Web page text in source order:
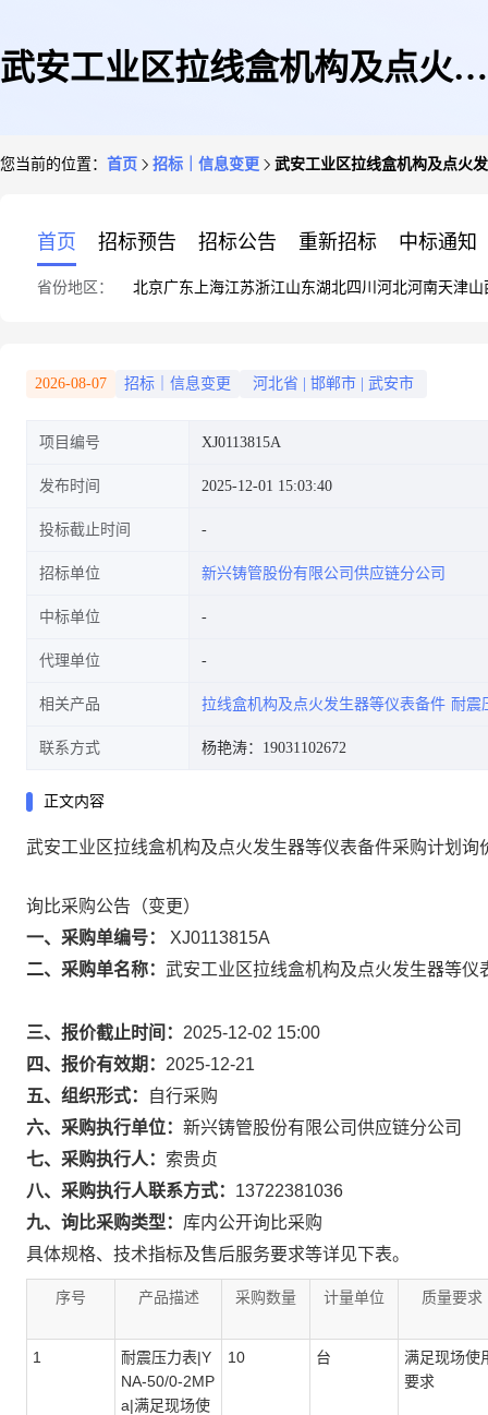
武安工业区拉线盒机构及点火发
您当前的位置： 首页 招标｜信息变更 武安工业区拉线盒机构及点火
首页 招标预告 招标公告 重新招标 中标通知
省份地区： 北京广东 上海江苏浙江山东湖北四川 河北河南天津山
2026-08-07 招标｜信息变更 河北省 邯郸市 武安市
项目编号 XJ0113815A
发布时间 2025-12-01 15:03:40
投标截止时间
招标单位 新兴铸管股份有限公司供应链分公司
中标单位
代理单位
相关产品 拉线盒机构及点火发生器等仪表备件 耐震
联系方式 杨艳涛：19031102672
正文内容
武安工业区拉线盒机构及点火发生器等仪表备件采购计划询
询比采购公告（变更）
一、采购单编号：
XJ0113815A
二、采购单名称： 武安工业区拉线盒机构及点火发生器等仪
三、报价截止时间： 2025-12-02 15:00
四、报价有效期： 2025-12-21
五、组织形式：
自行采购
六、采购执行单位： 新兴铸管股份有限公司供应链分公司
七、采购执行人： 索贵贞
八、采购执行人联系方式： 13722381036
九、询比采购类型： 库内公开询比采购
具体规格、技术指标及售后服务要求等详见下表。
序号 产品描述 采购数量 计量单位 质量要求
1
耐震压力表|Y
NA-50/0-2MP
a|满足现场使
10 台
满足现场使
要求